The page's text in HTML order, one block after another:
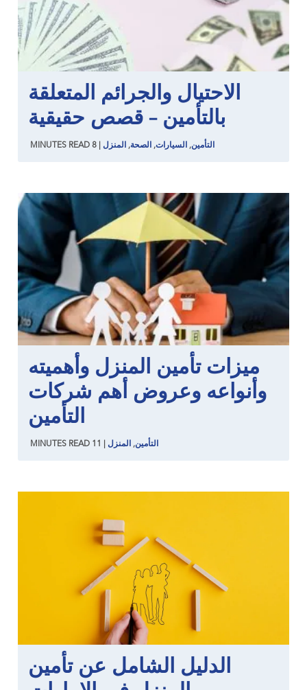
الاحتيال والجرائم المتعلقة
بالتأمين – قصص حقيقية
التأمين, السيارات, الصحة, المنزل 8
MINUTES READ
ميزات تأمين المنزل وأهميته
وأنواعه وعروض أهم شركات
التأمين
التأمين, المنزل 11
MINUTES READ
الدليل الشامل عن تأمين